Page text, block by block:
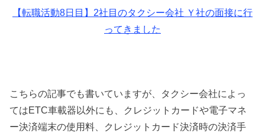
【転職活動8日目】2社目のタクシー会社 Ｙ社の面接に行
ってきました
こちらの記事でも書いていますが、タクシー会社によっ
てはETC車載器以外にも、クレジットカードや電子マネ
ー決済端末の使用料、クレジットカード決済時の決済手